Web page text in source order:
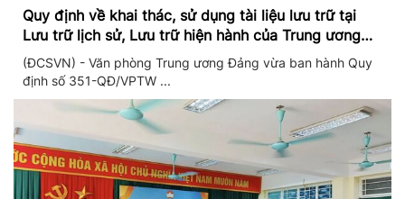
Quy định về khai thác, sử dụng tài liệu lưu trữ tại
Lưu trữ lịch sử, Lưu trữ hiện hành của Trung ương
Đảng và Văn phòng Trung ương Đảng
(ĐCSVN) - Văn phòng Trung ương Đảng vừa ban hành Quy
định số 351-QĐ/VPTW ...